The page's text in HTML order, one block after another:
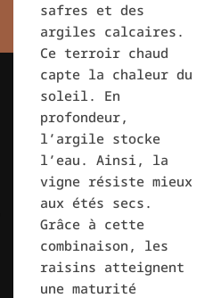
safres et des
argiles calcaires.
Ce terroir chaud
capte la chaleur du
soleil. En
profondeur,
l’argile stocke
l’eau. Ainsi, la
vigne résiste mieux
aux étés secs.
Grâce à cette
combinaison, les
raisins atteignent
une maturité